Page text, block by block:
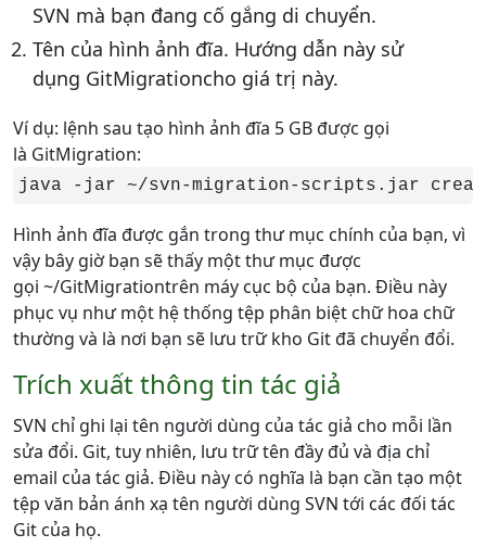
SVN mà bạn đang cố gắng di chuyển.
Tên của hình ảnh đĩa. Hướng dẫn này sử
dụng GitMigrationcho giá trị này.
Ví dụ: lệnh sau tạo hình ảnh đĩa 5 GB được gọi
là GitMigration:
java -jar ~/svn-migration-scripts.jar
Hình ảnh đĩa được gắn trong thư mục chính của bạn, vì
vậy bây giờ bạn sẽ thấy một thư mục được
gọi ~/GitMigrationtrên máy cục bộ của bạn. Điều này
phục vụ như một hệ thống tệp phân biệt chữ hoa chữ
thường và là nơi bạn sẽ lưu trữ kho Git đã chuyển đổi.
Trích xuất thông tin tác giả
SVN chỉ ghi lại tên người dùng của tác giả cho mỗi lần
sửa đổi. Git, tuy nhiên, lưu trữ tên đầy đủ và địa chỉ
email của tác giả. Điều này có nghĩa là bạn cần tạo một
tệp văn bản ánh xạ tên người dùng SVN tới các đối tác
Git của họ.